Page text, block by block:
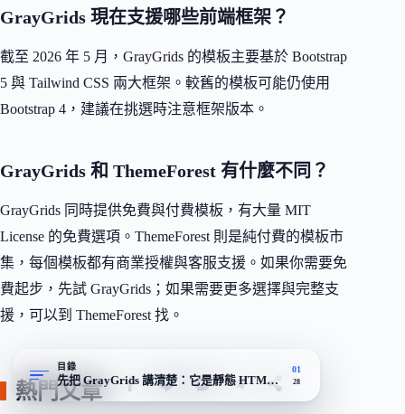
GrayGrids 現在支援哪些前端框架？
截至 2026 年 5 月，GrayGrids 的模板主要基於 Bootstrap
5 與 Tailwind CSS 兩大框架。較舊的模板可能仍使用
Bootstrap 4，建議在挑選時注意框架版本。
GrayGrids 和 ThemeForest 有什麼不同？
GrayGrids 同時提供免費與付費模板，有大量 MIT
License 的免費選項。ThemeForest 則是純付費的模板市
集，每個模板都有商業授權與客服支援。如果你需要免
費起步，先試 GrayGrids；如果需要更多選擇與完整支
援，可以到 ThemeForest 找。
熱門文章
目錄
先把 GrayGrids 講清楚：它是靜態 HTML 模板，不是 WordPress
01
28